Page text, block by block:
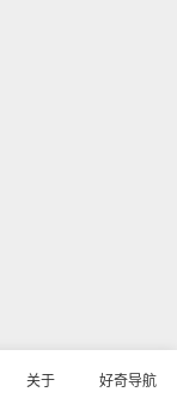
关于 好奇导航